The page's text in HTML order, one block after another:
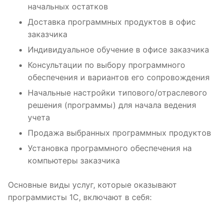
начальных остатков
Доставка программных продуктов в офис
заказчика
Индивидуальное обучение в офисе заказчика
Консультации по выбору программного
обеспечения и вариантов его сопровождения
Начальные настройки типового/отраслевого
решения (программы) для начала ведения
учета
Продажа выбранных программных продуктов
Установка программного обеспечения на
компьютеры заказчика
Основные виды услуг, которые оказывают
программисты 1С, включают в себя: